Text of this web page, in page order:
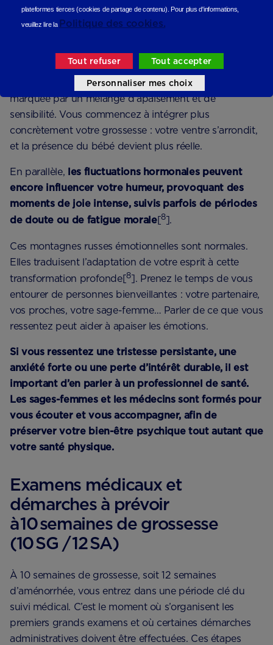
L’état émotionnel de la femme
enceinte à 10 SG
Sur le plan émotionnel, cette période est souvent
marquée par un mélange d’apaisement et de
sensibilité. Vous commencez à intégrer plus
concrètement votre grossesse : votre ventre s’arrondit,
et la présence du bébé devient plus réelle.
En parallèle, les fluctuations hormonales peuvent
encore influencer votre humeur, provoquant des
moments de joie intense, suivis parfois de périodes
de doute ou de fatigue morale[8].
Ces montagnes russes émotionnelles sont normales.
Elles traduisent l’adaptation de votre esprit à cette
transformation profonde[8]. Prenez le temps de vous
entourer de personnes bienveillantes : votre partenaire,
vos proches, votre sage-femme… Parler de ce que vous
ressentez peut aider à apaiser les émotions.
Si vous ressentez une tristesse persistante, une
anxiété forte ou une perte d’intérêt durable, il est
important d’en parler à un professionnel de santé.
Les sages-femmes et les médecins sont formés pour
vous écouter et vous accompagner, afin de
préserver votre bien-être psychique tout autant que
votre santé physique.
Examens médicaux et
démarches à prévoir
à 10 semaines de grossesse
(10 SG / 12 SA)
À 10 semaines de grossesse, soit 12 semaines
d’aménorrhée, vous entrez dans une période clé du
suivi médical. C’est le moment où s’organisent les
premiers grands examens et où certaines démarches
administratives doivent être effectuées. Ces étapes
plateformes tierces (cookies de partage de contenu). Pour plus d'informations,
veuillez lire la Politique des cookies.
Tout refuser Tout accepter
Personnaliser mes choix